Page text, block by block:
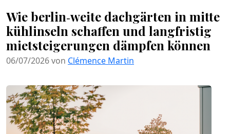
Wie berlin‑weite dachgärten in mitte
kühlinseln schaffen und langfristig
mietsteigerungen dämpfen können
06/07/2026 von Clémence Martin